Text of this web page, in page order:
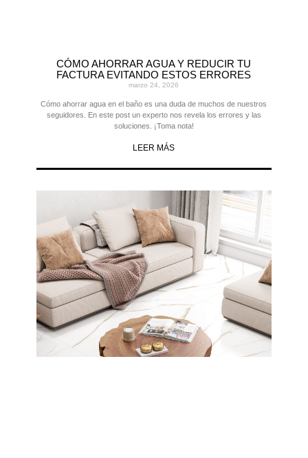
CÓMO AHORRAR AGUA Y REDUCIR TU
FACTURA EVITANDO ESTOS ERRORES
marzo 24, 2026
Cómo ahorrar agua en el baño es una duda de muchos de nuestros
seguidores. En este post un experto nos revela los errores y las
soluciones. ¡Toma nota!
LEER MÁS